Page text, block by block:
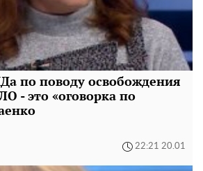
по поводу освобождения
- это «оговорка по
22:21 20.01